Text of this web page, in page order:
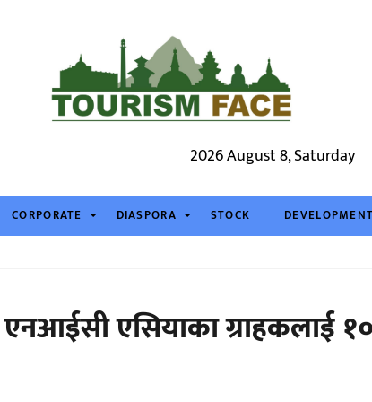
2026 August 8, Saturday
CORPORATE DIASPORA STOCK DEVELOPMENT
एसियाका ग्राहकलाई १०